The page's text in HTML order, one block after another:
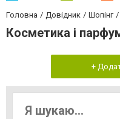
Головна Довідник Шопінг
Косметика і
+